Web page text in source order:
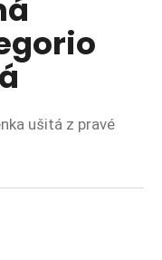
ušitá z pravé